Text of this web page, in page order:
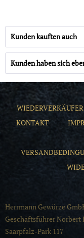
Kunden kauften auch
Kunden haben sich
KONTAKT
Herrmann Gewürze
Geschäftsführer Norbert
Saarpfalz-Park 117